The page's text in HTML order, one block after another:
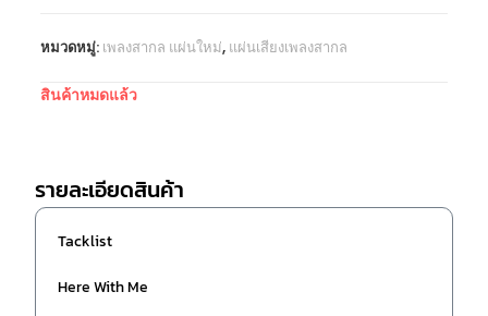
หมวดหมู่: เพลงสากล แผ่นใหม่, แผ่นเสียงเพลงสากล
สินค้าหมดแล้ว
รายละเอียดสินค้า
Tacklist
Here With Me